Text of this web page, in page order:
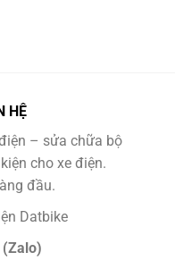
HỆ
– sửa chữa bộ
cho xe điện.
đầu.
Datbike
(Zalo)